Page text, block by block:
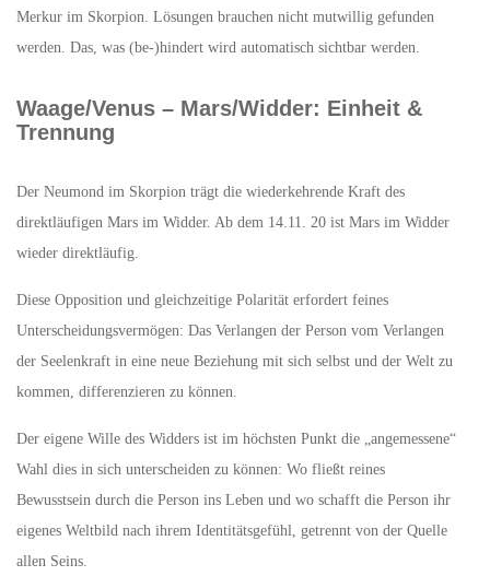
Merkur im Skorpion. Lösungen brauchen nicht mutwillig gefunden
werden. Das, was (be-)hindert wird automatisch sichtbar werden.
Waage/Venus – Mars/Widder: Einheit &
Trennung
Der Neumond im Skorpion trägt die wiederkehrende Kraft des
direktläufigen Mars im Widder. Ab dem 14.11. 20 ist Mars im Widder
wieder direktläufig.
Diese Opposition und gleichzeitige Polarität erfordert feines
Unterscheidungsvermögen: Das Verlangen der Person vom Verlangen
der Seelenkraft in eine neue Beziehung mit sich selbst und der Welt zu
kommen, differenzieren zu können.
Der eigene Wille des Widders ist im höchsten Punkt die „angemessene“
Wahl dies in sich unterscheiden zu können: Wo fließt reines
Bewusstsein durch die Person ins Leben und wo schafft die Person ihr
eigenes Weltbild nach ihrem Identitätsgefühl, getrennt von der Quelle
allen Seins.